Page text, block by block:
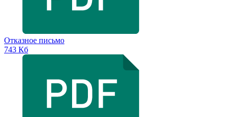
Отказное письмо
743 Кб